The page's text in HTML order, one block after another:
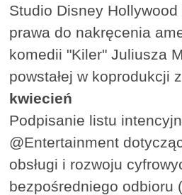
Studio Disney
prawa do nakręcenia
komedii "Kiler" Juliusza
powstałej w koprodukcji
kwiecień
Podpisanie listu
@Entertainment
obsługi i rozwoju
bezpośredniego odbioru